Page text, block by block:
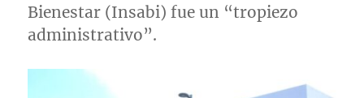
Bienestar (Insabi) fue un “tropiezo
administrativo”.